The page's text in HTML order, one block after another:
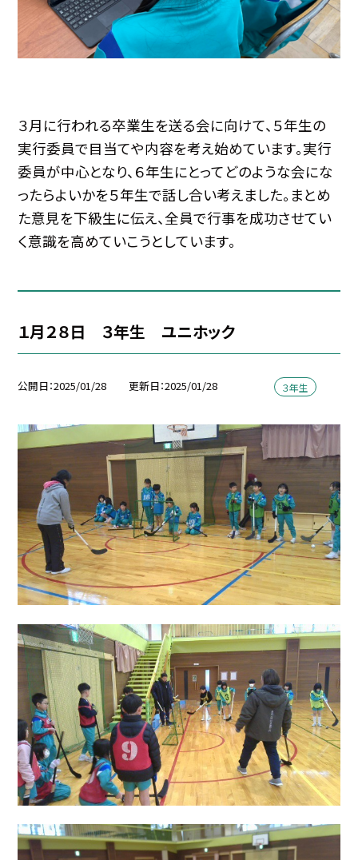
３月に行われる卒業生を送る会に向けて、５年生の
実行委員で目当てや内容を考え始めています。実行
委員が中心となり、６年生にとってどのような会にな
ったらよいかを５年生で話し合い考えました。まとめ
た意見を下級生に伝え、全員で行事を成功させてい
く意識を高めていこうとしています。
１月２８日 ３年生 ユニホック
公開日 2025/01/28 更新日 2025/01/28 ３年生